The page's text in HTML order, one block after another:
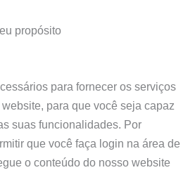
propósito
para fornecer os serviços
para que você seja capaz
suas funcionalidades. Por
que você faça login na área de
o conteúdo do nosso website